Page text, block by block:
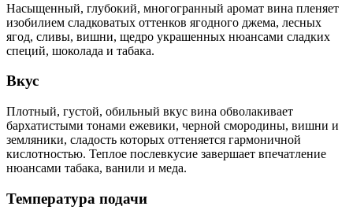
Насыщенный, глубокий, многогранный аромат вина пленяет
изобилием сладковатых оттенков ягодного джема, лесных
ягод, сливы, вишни, щедро украшенных нюансами сладких
специй, шоколада и табака.
Вкус
Плотный, густой, обильный вкус вина обволакивает
бархатистыми тонами ежевики, черной смородины, вишни и
земляники, сладость которых оттеняется гармоничной
кислотностью. Теплое послевкусие завершает впечатление
нюансами табака, ванили и меда.
Температура подачи